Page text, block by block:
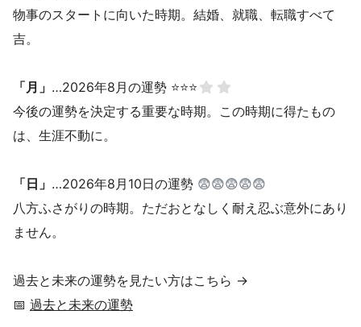
物事のスタートに向いた時期。結婚、就職、転職すべて
吉。
「月」 …2026年8月の運勢 ⭐⭐⭐
今後の運勢を決定する重要な時期。この時期に得たもの
は、生涯不動に。
「日」 …2026年8月10日の運勢 😨😨😨😨😨
八方ふさがりの時期。ただおとなしく耐え忍ぶ意外にあり
ません。
過去と未来の運勢を見たい方はこちら →
📅 過去と未来の運勢